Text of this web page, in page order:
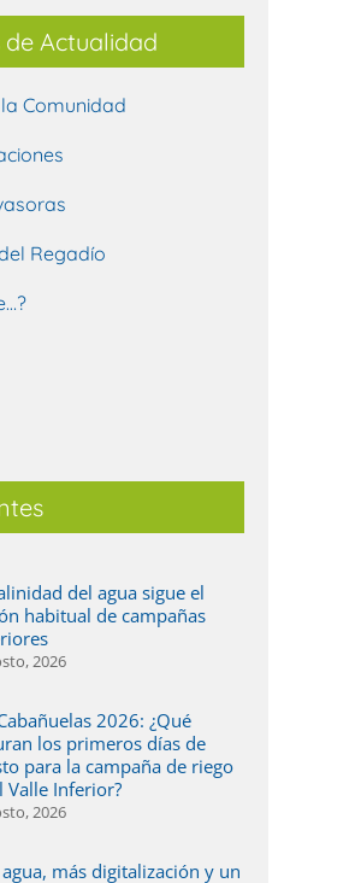
de Actualidad
Comunidad
Regadío
del agua sigue el
habitual de campañas
2026
2026: ¿Qué
los primeros días de
para la campaña de riego
Valle Inferior?
2026
agua, más digitalización y un